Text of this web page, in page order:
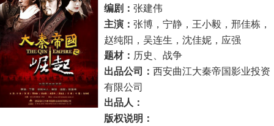
编剧： 张建伟
主演： 张博，宁静，王小毅，邢佳栋，
赵纯阳，吴连生，沈佳妮，应强
题材： 历史、战争
出品公司： 西安曲江大秦帝国影业投资
有限公司
出品人：
版权说明：